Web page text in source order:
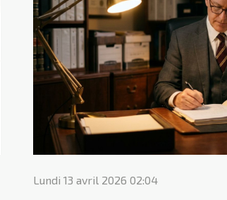
Lundi 13 avril 2026 02:04